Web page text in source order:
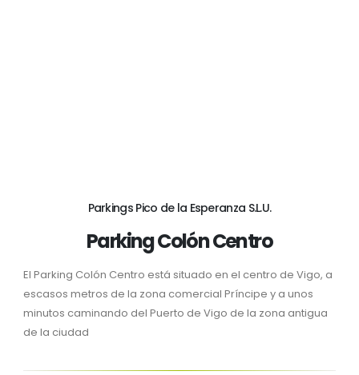
Parkings Pico de la Esperanza S.L.U.
Parking Colón Centro
El Parking Colón Centro está situado en el centro de Vigo, a
escasos metros de la zona comercial Príncipe y a unos
minutos caminando del Puerto de Vigo de la zona antigua
de la ciudad